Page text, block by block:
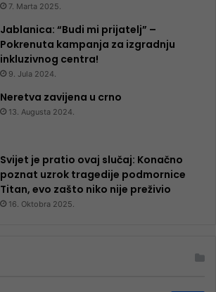
7. Marta 2025.
Jablanica: “Budi mi prijatelj” –
Pokrenuta kampanja za izgradnju
inkluzivnog centra!
9. Jula 2024.
Neretva zavijena u crno
13. Augusta 2024.
Svijet je pratio ovaj slučaj: Konačno
poznat uzrok tragedije podmornice
Titan, evo zašto niko nije preživio
16. Oktobra 2025.